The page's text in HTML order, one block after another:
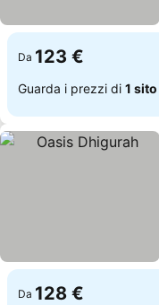
Da 123 €
Guarda i prezzi di 1 sito
Da 128 €